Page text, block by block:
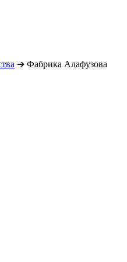
➔ Фабрика Алафузова